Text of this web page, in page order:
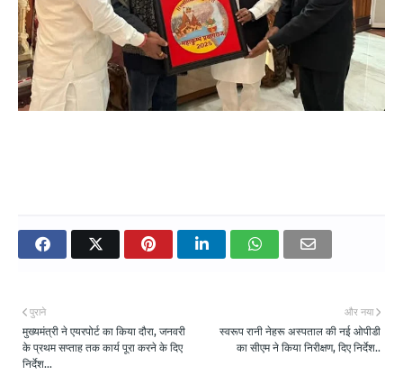
और नया
स्वरूप रानी नेहरू अस्पताल की नई ओपीडी
का सीएम ने किया निरीक्षण, दिए निर्देश..
पुराने
मुख्यमंत्री ने एयरपोर्ट का किया दौरा, जनवरी
के प्रथम सप्ताह तक कार्य पूरा करने के दिए
निर्देश...